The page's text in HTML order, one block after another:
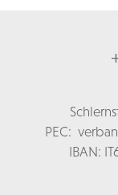
Schl
PEC:
IBAN: